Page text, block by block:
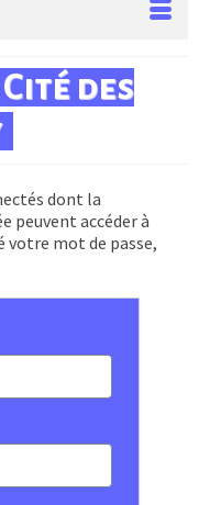
des
dont la
peuvent accéder à
votre mot de passe,